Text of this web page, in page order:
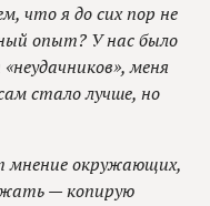
что я до сих пор не
опыт? У нас было
меня
стало лучше, но
мнение окружающих,
— копирую